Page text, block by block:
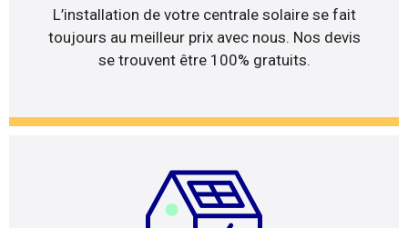
L’installation de votre centrale solaire se fait
toujours au meilleur prix avec nous. Nos devis
se trouvent être 100% gratuits.